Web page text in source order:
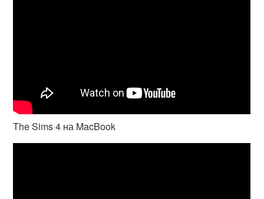
The Sims 4 на MacBook